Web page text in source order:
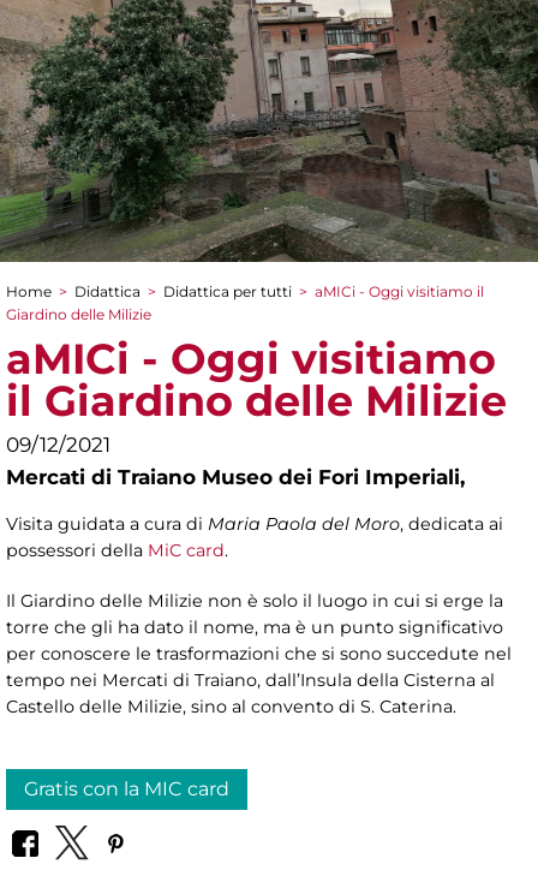
Tu sei qui
Home > Didattica > Didattica per tutti > aMICi - Oggi visitiamo il
Giardino delle Milizie
aMICi - Oggi visitiamo
il Giardino delle Milizie
09/12/2021
Mercati di Traiano Museo dei Fori Imperiali,
Visita guidata a cura di Maria Paola del Moro, dedicata ai
possessori della MiC card.
Il Giardino delle Milizie non è solo il luogo in cui si erge la
torre che gli ha dato il nome, ma è un punto significativo
per conoscere le trasformazioni che si sono succedute nel
tempo nei Mercati di Traiano, dall’Insula della Cisterna al
Castello delle Milizie, sino al convento di S. Caterina.
Gratis con la MIC card